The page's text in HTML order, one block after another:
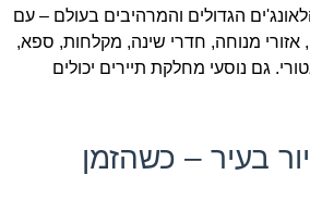
הגדולים והמרהיבים בעולם – עם
מנוחה, חדרי שינה, מקלחות, ספא,
גם נוסעי מחלקת תיירים יכולים
2: סיור בעיר – כשהזמן